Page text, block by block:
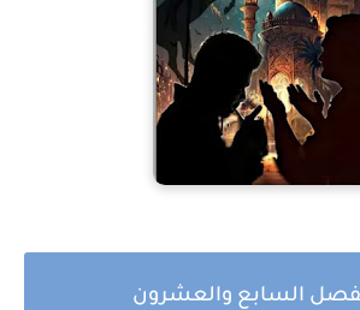
السابع والعشرون